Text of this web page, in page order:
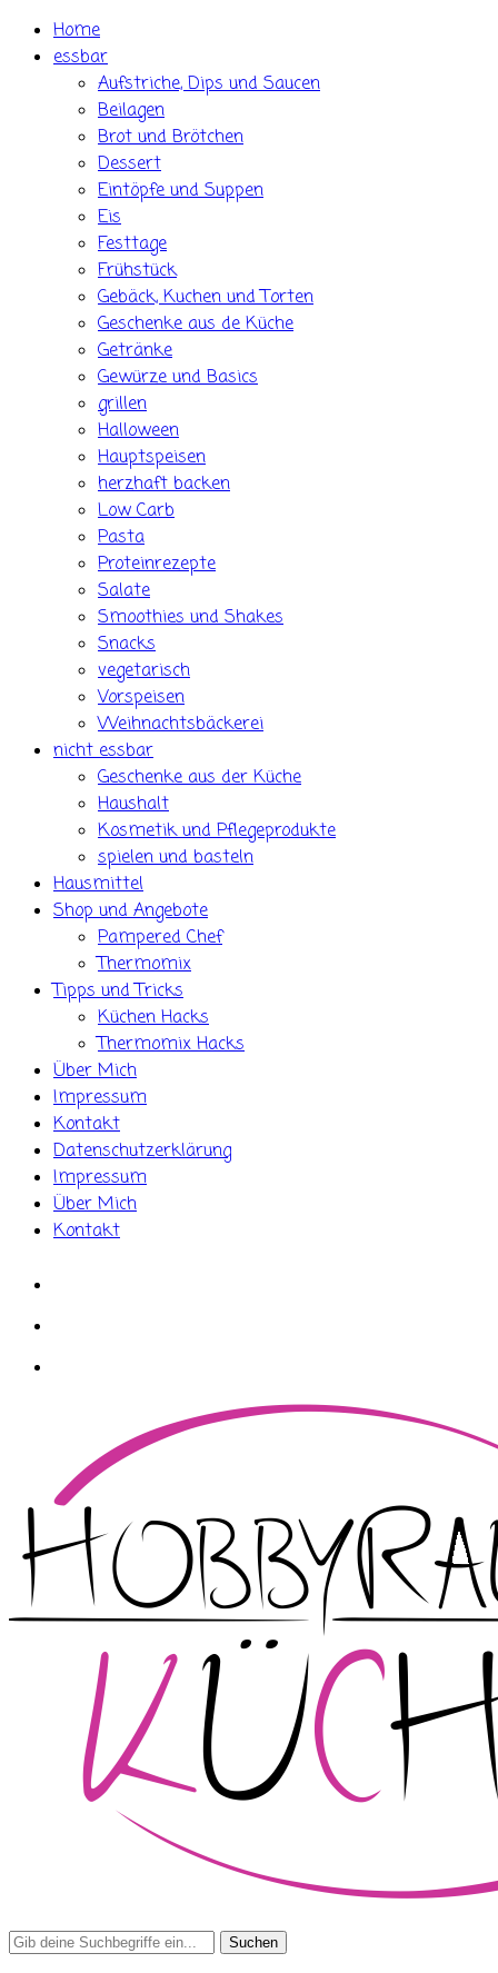
Skip Home
essbar
Aufstriche, Dips und Saucen
Beilagen
Brot und Brötchen
Dessert
Eintöpfe und Suppen
Eis
Festtage
Frühstück
Gebäck, Kuchen und Torten
Geschenke aus de Küche
Getränke
Gewürze und Basics
grillen
Halloween
Hauptspeisen
herzhaft backen
Low Carb
Pasta
Proteinrezepte
Salate
Smoothies und Shakes
Snacks
vegetarisch
Vorspeisen
Weihnachtsbäckerei
nicht essbar
Geschenke aus der Küche
Haushalt
Kosmetik und Pflegeprodukte
spielen und basteln
Hausmittel
Shop und Angebote
Pampered Chef
Thermomix
Tipps und Tricks
Küchen Hacks
Thermomix Hacks
Über Mich
Impressum
Kontakt
Datenschutzerklärung
Impressum
Über Mich
Kontakt
Search